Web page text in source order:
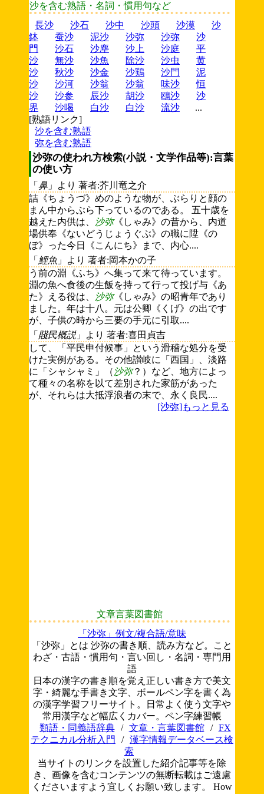
沙を含む熟語・名詞・慣用句など
長沙
沙石 沙中 沙頭 沙漠
沙
鉢
蚕沙 泥沙 沙弥 沙弥
沙
門
沙石 沙塵 沙上 沙庭
平
沙
無沙 沙魚 除沙 沙虫
黄
沙
秋沙 沙金 沙鶏 沙門
泥
沙
沙河 沙翁 沙翁 味沙
恒
沙
沙参 辰沙 胡沙 鴎沙
沙
界
沙喝 白沙 白沙 流沙
...
[熟語リンク]
沙を含む熟語
弥を含む熟語
沙弥の使われ方検索(小説・文学作品等):言葉
の使い方
「 鼻 」より 著者:芥川竜之介
詰《ちょうづ》めのような物が、ぶらりと顔の
まん中からぶら下っているのである。 五十歳を
越えた内供は、
沙弥《しゃみ》の昔から、内道
場供奉《ないどうじょうぐぶ》の職に陞《の
ぼ》った今日《こんにち》まで、内心....
「 鯉魚 」より 著者:岡本かの子
う前の淵《ふち》へ集って来て待っています。
淵の魚へ食後の生飯を持って行って投げ与《あ
た》える役は、
沙弥《しゃみ》の昭青年であり
ました。年は十八。元は公卿《くげ》の出です
が、子供の時から三要の手元に引取....
「 賤民概説 」より 著者:喜田貞吉
して、「平民申付候事」という滑稽な処分を受
けた実例がある。その他讃岐に「西国」、淡路
に「シャシャミ」（ 沙弥？）など、地方によっ
て種々の名称を以て差別された家筋があった
が、それらは大抵浮浪者の末で、永く良民....
[沙弥]もっと見る
文章言葉図書館
「沙弥」例文/複合語/意味
「沙弥」とは 沙弥の書き順、読み方など。こと
わざ・古語・慣用句・言い回し・名詞・専門用
語
日本の漢字の書き順を覚え正しい書き方で美文
字・綺麗な手書き文字、ボールペン字を書く為
の漢字学習フリーサイト。日常よく使う文字や
常用漢字など幅広くカバー。ペン字練習帳
類語・同義語辞典
/ 文章・言葉図書館 /
FX
テクニカル分析入門
/ 漢字情報データベース検
索
当サイトのリンクを設置した紹介記事等を除
き、画像を含むコンテンツの無断転載はご遠慮
くださいますよう宜しくお願い致します。 How